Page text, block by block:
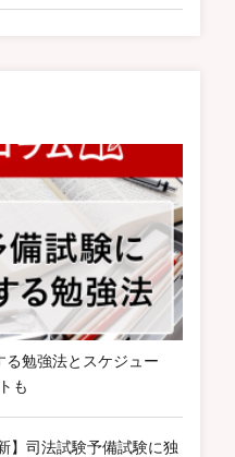
勉強法とスケジュー
も
】司法試験予備試験に独